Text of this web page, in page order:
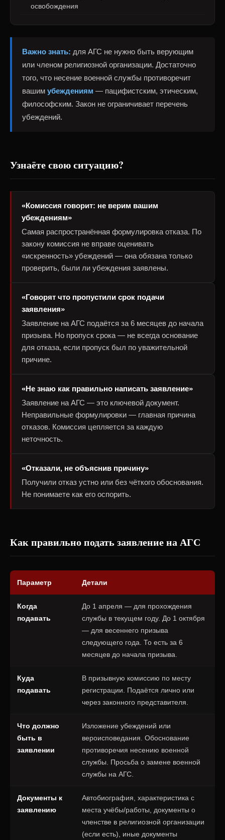
освобождения
Важно знать: для АГС не нужно быть верующим
или членом религиозной организации. Достаточно
того, что несение военной службы противоречит
вашим убеждениям — пацифистским, этическим,
философским. Закон не ограничивает перечень
убеждений.
Узнаёте свою ситуацию?
«Комиссия говорит: не верим вашим
убеждениям»
Самая распространённая формулировка отказа. По
закону комиссия не вправе оценивать
«искренность» убеждений — она обязана только
проверить, были ли убеждения заявлены.
«Говорят что пропустили срок подачи
заявления»
Заявление на АГС подаётся за 6 месяцев до начала
призыва. Но пропуск срока — не всегда основание
для отказа, если пропуск был по уважительной
причине.
«Не знаю как правильно написать заявление»
Заявление на АГС — это ключевой документ.
Неправильные формулировки — главная причина
отказов. Комиссия цепляется за каждую
неточность.
«Отказали, не объяснив причину»
Получили отказ устно или без чёткого обоснования.
Не понимаете как его оспорить.
Как правильно подать заявление на АГС
Параметр Детали
Когда
подавать
До 1 апреля — для прохождения
службы в текущем году. До 1 октября
— для весеннего призыва
следующего года. То есть за 6
месяцев до начала призыва.
Куда
подавать
В призывную комиссию по месту
регистрации. Подаётся лично или
через законного представителя.
Что должно
быть в
заявлении
Изложение убеждений или
вероисповедания. Обоснование
противоречия несению военной
службы. Просьба о замене военной
службы на АГС.
Документы к
заявлению
Автобиография, характеристика с
места учёбы/работы, документы о
членстве в религиозной организации
(если есть), иные документы